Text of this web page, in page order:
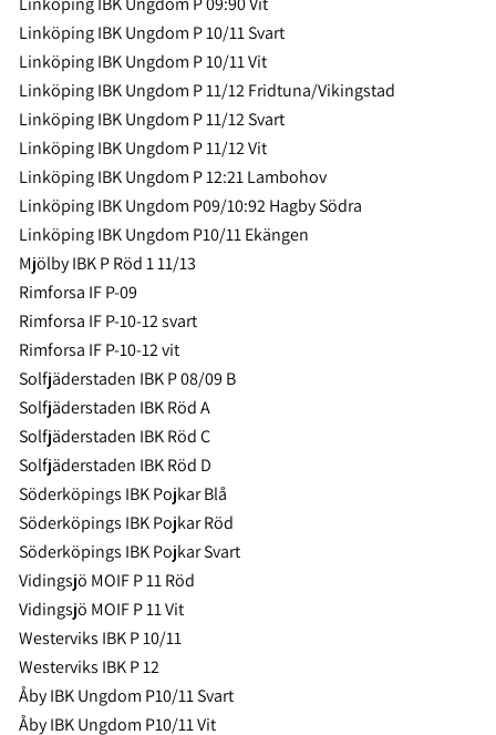
Linköping IBK Ungdom P 10/11 Svart
Linköping IBK Ungdom P 10/11 Vit
Linköping IBK Ungdom P 11/12 Fridtuna/Vikingstad
Linköping IBK Ungdom P 11/12 Svart
Linköping IBK Ungdom P 11/12 Vit
Linköping IBK Ungdom P 12:21 Lambohov
Linköping IBK Ungdom P09/10:92 Hagby Södra
Linköping IBK Ungdom P10/11 Ekängen
Mjölby IBK P Röd 1 11/13
Rimforsa IF P-09
Rimforsa IF P-10-12 svart
Rimforsa IF P-10-12 vit
Solfjäderstaden IBK P 08/09 B
Solfjäderstaden IBK Röd A
Solfjäderstaden IBK Röd C
Solfjäderstaden IBK Röd D
Söderköpings IBK Pojkar Blå
Söderköpings IBK Pojkar Röd
Söderköpings IBK Pojkar Svart
Vidingsjö MOIF P 11 Röd
Vidingsjö MOIF P 11 Vit
Westerviks IBK P 10/11
Westerviks IBK P 12
Åby IBK Ungdom P10/11 Svart
Åby IBK Ungdom P10/11 Vit